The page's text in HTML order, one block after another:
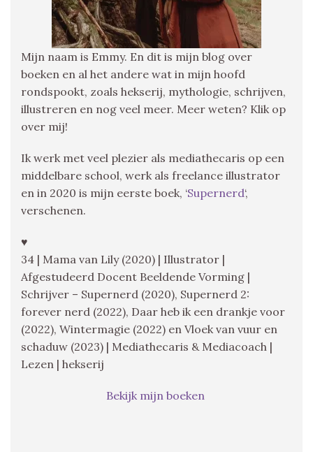
Mijn naam is Emmy. En dit is mijn blog over
boeken en al het andere wat in mijn hoofd
rondspookt, zoals hekserij, mythologie, schrijven,
illustreren en nog veel meer. Meer weten? Klik op
over mij!
Ik werk met veel plezier als mediathecaris op een
middelbare school, werk als freelance illustrator
en in 2020 is mijn eerste boek, ‘Supernerd‘,
verschenen.
♥
34 | Mama van Lily (2020) | Illustrator |
Afgestudeerd Docent Beeldende Vorming |
Schrijver – Supernerd (2020), Supernerd 2:
forever nerd (2022), Daar heb ik een drankje voor
(2022), Wintermagie (2022) en Vloek van vuur en
schaduw (2023) | Mediathecaris & Mediacoach |
Lezen | hekserij
Bekijk mijn boeken